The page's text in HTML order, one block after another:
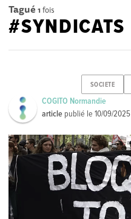
Tagué 1 fois
#SYNDICATS
SOCIETE
COGITO Normandie
article publié le10/09/2025